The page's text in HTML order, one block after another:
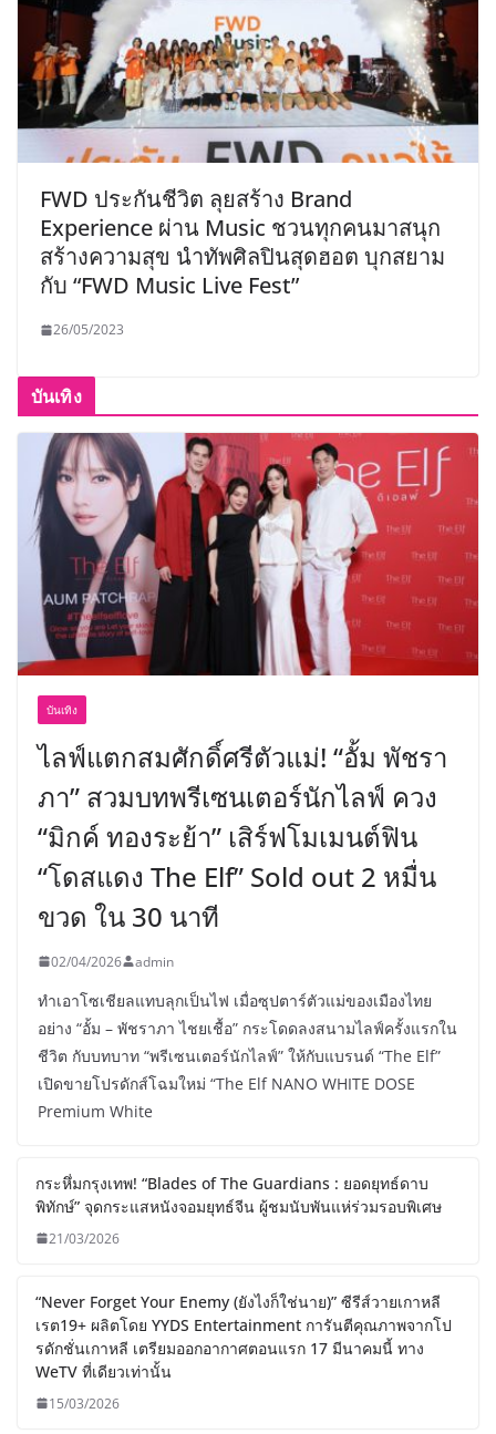
FWD ประกันชีวิต ลุยสร้าง Brand
Experience ผ่าน Music ชวนทุกคนมาสนุก
สร้างความสุข นำทัพศิลปินสุดฮอต บุกสยาม
กับ “FWD Music Live Fest”
26/05/2023
บันเทิง
บันเทิง
ไลฟ์แตกสมศักดิ์ศรีตัวแม่! “อั้ม พัชรา
ภา” สวมบทพรีเซนเตอร์นักไลฟ์ ควง
“มิกค์ ทองระย้า” เสิร์ฟโมเมนต์ฟิน
“โดสแดง The Elf” Sold out 2 หมื่น
ขวด ใน 30 นาที
02/04/2026 admin
ทำเอาโซเชียลแทบลุกเป็นไฟ เมื่อซุปตาร์ตัวแม่ของเมืองไทย
อย่าง “อั้ม – พัชราภา ไชยเชื้อ” กระโดดลงสนามไลฟ์ครั้งแรกใน
ชีวิต กับบทบาท “พรีเซนเตอร์นักไลฟ์” ให้กับแบรนด์ “The Elf”
เปิดขายโปรดักส์โฉมใหม่ “The Elf NANO WHITE DOSE
Premium White
กระหึ่มกรุงเทพ! “Blades of The Guardians : ยอดยุทธ์ดาบ
พิทักษ์” จุดกระแสหนังจอมยุทธ์จีน ผู้ชมนับพันแห่ร่วมรอบพิเศษ
21/03/2026
“Never Forget Your Enemy (ยังไงก็ใช่นาย)” ซีรีส์วายเกาหลี
เรต19+ ผลิตโดย YYDS Entertainment การันตีคุณภาพจากโป
รดักชั่นเกาหลี เตรียมออกอากาศตอนแรก 17 มีนาคมนี้ ทาง
WeTV ที่เดียวเท่านั้น
15/03/2026